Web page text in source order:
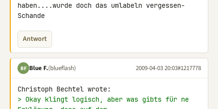
haben....wurde doch das umlabeln vergessen-
Schande
Antwort
BF Blue F.(blueflash) 2009-04-03 20:03#1217778
> Okay klingt logisch, aber was gibts für ne